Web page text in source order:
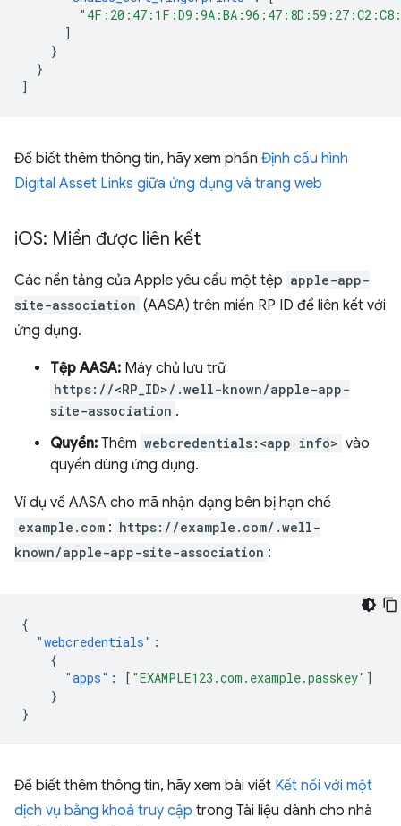
]
}
}
]
Để biết thêm thông tin, hãy xem phần Định cấu hình
Digital Asset Links giữa ứng dụng và trang web
iOS: Miền được liên kết
Các nền tảng của Apple yêu cầu một tệp apple-app-
site-association (AASA) trên miền RP ID để liên kết với
ứng dụng.
Tệp AASA: Máy chủ lưu trữ
https://<RP_ID>/.well-known/apple-app-
site-association .
Quyền: Thêm webcredentials:<app info> vào
quyền dùng ứng dụng.
Ví dụ về AASA cho mã nhận dạng bên bị hạn chế
example.com : https://example.com/.well-
known/apple-app-site-association :
{
"webcredentials" :
{
"apps" : [ "EXAMPLE123.com.example.passkey" ]
}
}
Để biết thêm thông tin, hãy xem bài viết Kết nối với một
dịch vụ bằng khoá truy cập trong Tài liệu dành cho nhà